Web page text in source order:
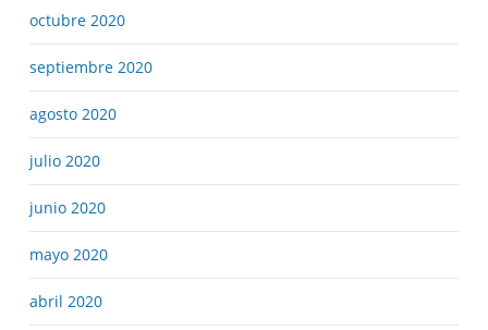
octubre 2020
septiembre 2020
agosto 2020
julio 2020
junio 2020
mayo 2020
abril 2020